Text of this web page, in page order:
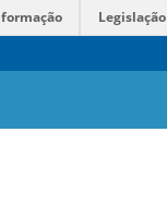
Legislação